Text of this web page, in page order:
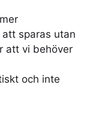
sparas utan
att vi behöver
och inte